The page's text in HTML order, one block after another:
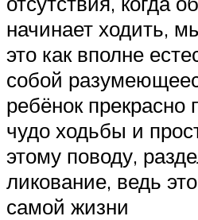
начинает ходить,
это как вполне
собой
ребёнок прекрасно
чудо ходьбы и
этому поводу,
ликование, ведь
самой жизни